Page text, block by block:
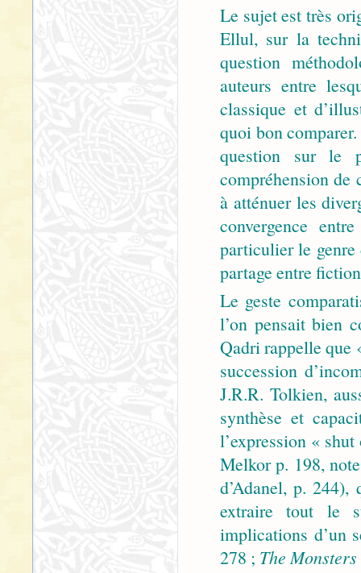
Le sujet est très
Ellul, sur la
question
auteurs entre
classique et
quoi bon
question sur le
compréhension de
à atténuer les
convergence
particulier le
partage entre
Le geste
l’on pensait bien
Qadri rappelle que
succession
J.R.R. Tolkien,
synthèse et
l’expression «
Melkor p. 198,
d’Adanel, p.
extraire tout le
implications d’un
278 ; The